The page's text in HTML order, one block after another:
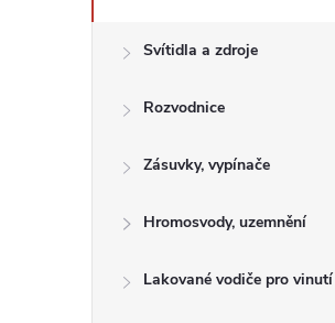
Svítidla a zdroje
Rozvodnice
Zásuvky, vypínače
Hromosvody, uzemnění
Lakované vodiče pro vinutí